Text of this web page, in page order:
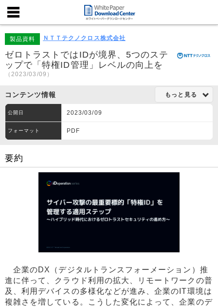
製品資料 ＮＴＴテクノクロス株式会社
ゼロトラストではIDが境界、5つのステ
ップで「特権ID管理」レベルの向上を
（2023/03/09）
コンテンツ情報 もっと見る
公開日 2023/03/09
フォーマット PDF
要約
企業のDX（デジタルトランスフォーメーション）推
進に伴って、クラウド利用の拡大、リモートワークの普
及、利用デバイスの多様化などが進み、企業のIT環境は
複雑さを増している。こうした変化によって、企業のデ